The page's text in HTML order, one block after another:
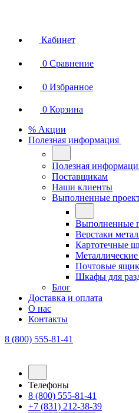
Кабинет
0 Сравнение
0 Избранное
0 Корзина
% Акции
Полезная информация
Полезная
Поставщикам
Наши клиенты
Выполненные
Выполненные
Верстаки
Картотечные
Почтовые
Шкафы для
Блог
Доставка и оплата
О нас
Контакты
8 (800) 555-81-41
Телефоны
8 (800) 555-81-41
+7 (831) 212-38-39